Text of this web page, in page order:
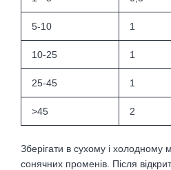
5-10 1
10-25 1
25-45 1
>45 2
Зберігати в сухому і холодному
сонячних променів. Після